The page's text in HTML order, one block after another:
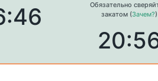
Обязательно
закатом (Зачем?)